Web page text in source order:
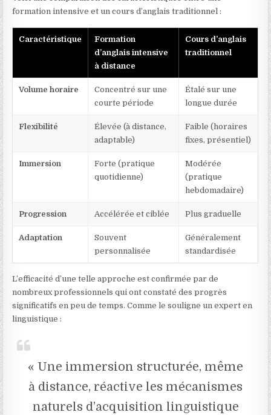
formation intensive et un cours d’anglais traditionnel :
Caractéristique
Formation
d’anglais intensive
à distance
Cours d’anglais
traditionnel
Volume horaire
Concentré sur une
courte période
Étalé sur une
longue durée
Flexibilité
Élevée (à distance,
adaptable)
Faible (horaires
fixes, présentiel)
Immersion
Forte (pratique
quotidienne)
Modérée
(pratique
hebdomadaire)
Progression Accélérée et ciblée Plus graduelle
Adaptation
Souvent
personnalisée
Généralement
standardisée
L’efficacité d’une telle approche est confirmée par de
nombreux professionnels qui ont constaté des progrès
significatifs en peu de temps. Comme le souligne un expert en
linguistique :
« Une immersion structurée, même
à distance, réactive les mécanismes
naturels d’acquisition linguistique